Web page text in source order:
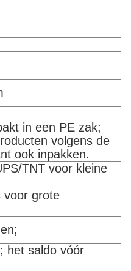
in een PE zak;
volgens de
ook inpakken.
TNT voor kleine
voor grote
het saldo vóór